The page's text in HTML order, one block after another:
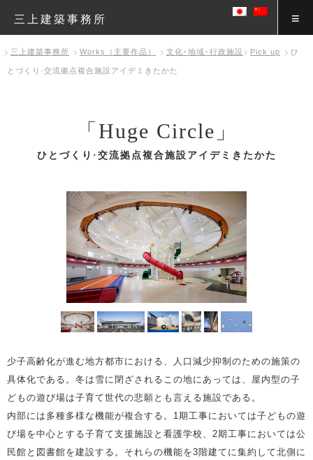
三上建築事務所
三上建築事務所 Works（主要作品） 文化･地域･行政施設 Pick up ひ
とづくり·交流拠点複合施設アイデミきたかた
「Huge Circle」
ひとづくり·交流拠点複合施設アイデミきたかた
少子高齢化が進む地方都市における、人口減少抑制のための施策の
具体化である。冬は雪に閉ざされるこの地にあっては、屋内型の子
どもの遊び場は子育て世代の悲願とも言える施設である。
内部には多種多様な機能が複合する。1期工事においては子どもの遊
び場を中心とする子育て支援施設と看護学校、2期工事においては公
民館と図書館を建設する。それらの機能を3階建てに集約して北側に